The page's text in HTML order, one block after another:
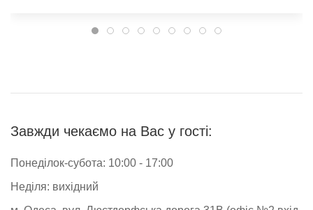
Завжди чекаємо на Вас у гості:
Понеділок-субота: 10:00 - 17:00
Неділя: вихідний